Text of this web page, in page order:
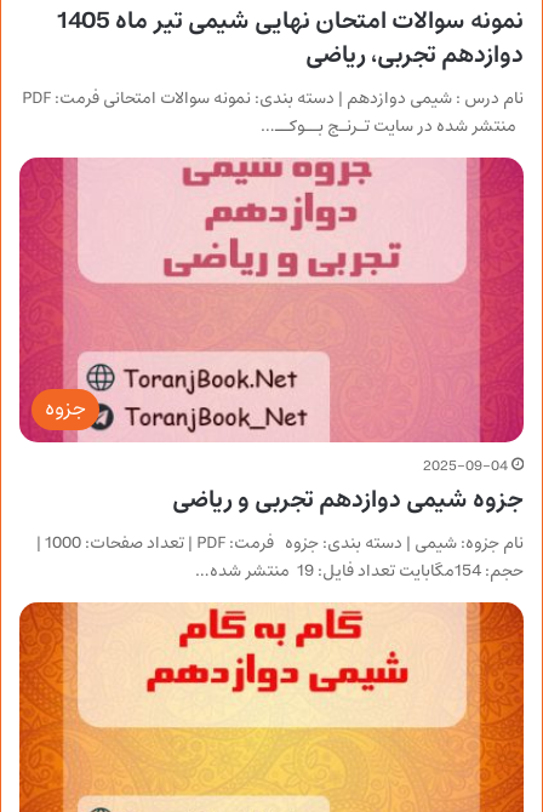
نمونه سوالات امتحان نهایی شیمی تیر ماه 1405
دوازدهم تجربی، ریاضی
نام درس : شیمی دوازدهم | دسته بندی: نمونه سوالات امتحانی فرمت: PDF
منتشر شده در سایت تـرنـج بــوکــ…
جزوه
2025-09-04
جزوه شیمی دوازدهم تجربی و ریاضی
نام جزوه: شیمی | دسته بندی: جزوه فرمت: PDF | تعداد صفحات: 1000 |
حجم: 154مگابایت تعداد فایل: 19 منتشر شده…